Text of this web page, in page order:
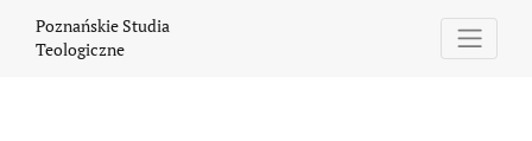
Poznańskie Studia
Teologiczne